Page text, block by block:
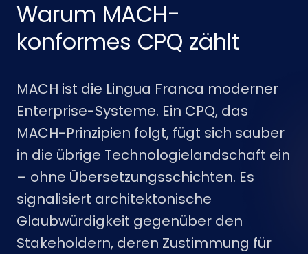
Warum MACH-
konformes CPQ zählt
MACH ist die Lingua Franca moderner
Enterprise-Systeme. Ein CPQ, das
MACH-Prinzipien folgt, fügt sich sauber
in die übrige Technologielandschaft ein
– ohne Übersetzungsschichten. Es
signalisiert architektonische
Glaubwürdigkeit gegenüber den
Stakeholdern, deren Zustimmung für